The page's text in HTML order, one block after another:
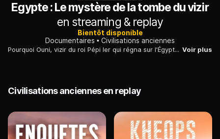
Egypte : Le mystère de la tombe du vizir
en streaming & replay
Bientôt disponible
Documentaires
Civilisations anciennes
Pourquoi Ouni, vizir du roi Pépi Ier qui régna sur l'Égypte il y a plus de quatre mille deux cents ans, eut-il deux tombeaux, à Abydos et à Saqqara ? Voir plus
Civilisations anciennes en replay